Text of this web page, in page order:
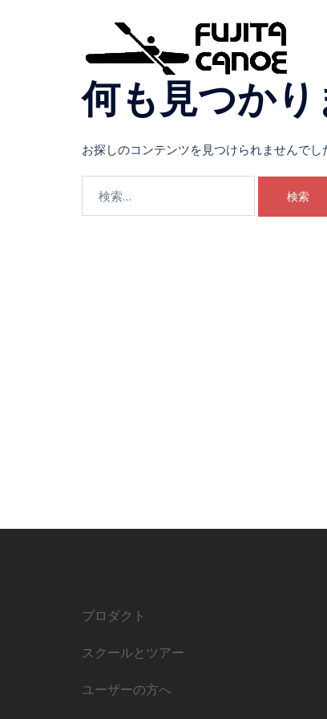
何も見つか
お探しのコンテンツを見つけられませんでし
プロダクト
スクールとツアー
ユーザーの方へ